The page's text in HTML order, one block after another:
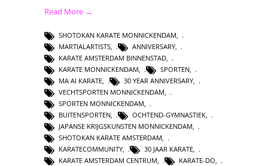
Read More →
SHOTOKAN KARATE MONNICKENDAM
MARTIALARTISTS
ANNIVERSARY
KARATE AMSTERDAM BINNENSTAD
KARATE MONNICKENDAM
SPORTEN
MA AI KARATE
30 YEAR ANNIVERSARY
VECHTSPORTEN MONNICKENDAM
SPORTEN MONNICKENDAM
BUITENSPORTEN, OCHTEND-GYMNASTIEK,
JAPANSE KRIJGSKUNSTEN MONNICKENDAM,
SHOTOKAN KARATE AMSTERDAM,
KARATECOMMUNITY, 30 JAAR KARATE,
KARATE AMSTERDAM CENTRUM, KARATE-DO,